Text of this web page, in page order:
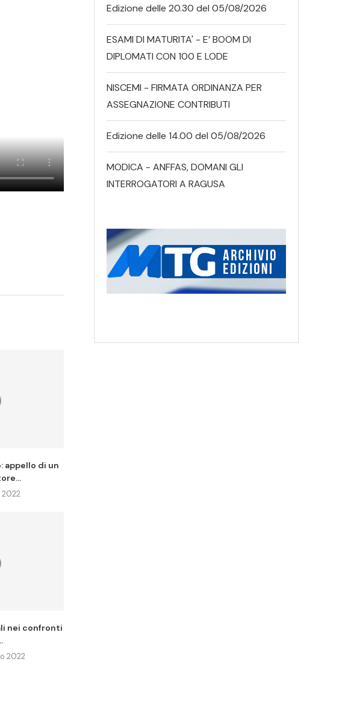
appello di un
2022
nei confronti
2022
Edizione delle 20.30 del 05/08/2026
ESAMI DI MATURITA' - E’ BOOM DI
DIPLOMATI CON 100 E LODE
NISCEMI - FIRMATA ORDINANZA PER
ASSEGNAZIONE CONTRIBUTI
Edizione delle 14.00 del 05/08/2026
MODICA - ANFFAS, DOMANI GLI
INTERROGATORI A RAGUSA